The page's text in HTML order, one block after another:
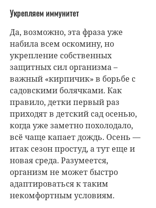
Укрепляем иммунитет
Да, возможно, эта фраза уже
набила всем оскомину, но
укрепление собственных
защитных сил организма –
важный «кирпичик» в борьбе с
садовскими болячками. Как
правило, детки первый раз
приходят в детский сад осенью,
когда уже заметно похолодало,
всё чаще капает дождь. Осень —
итак сезон простуд, а тут еще и
новая среда. Разумеется,
организм не может быстро
адаптироваться к таким
некомфортным условиям.